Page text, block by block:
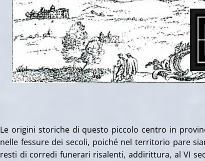
Le origini storiche di questo piccolo centro in
nelle fessure dei secoli, poiché nel territorio pare
resti di corredi funerari risalenti, addirittura, al VI